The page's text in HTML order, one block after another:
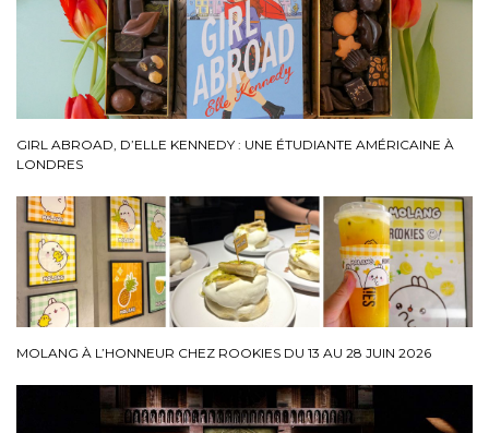
GIRL ABROAD, D’ELLE KENNEDY : UNE ÉTUDIANTE AMÉRICAINE À
LONDRES
MOLANG À L’HONNEUR CHEZ ROOKIES DU 13 AU 28 JUIN 2026